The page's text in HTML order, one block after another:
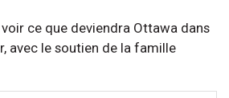
ce que deviendra Ottawa dans
avec le soutien de la famille